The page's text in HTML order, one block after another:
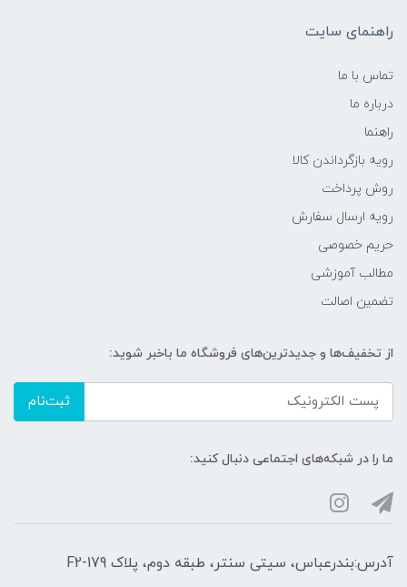
راهنمای سایت
تماس با ما
درباره ما
راهنما
رویه‌ بازگرداندن کالا
روش پرداخت
رویه ارسال سفارش
حریم خصوصی
مطالب آموزشی
تضمین اصالت
از تخفیف‌ها و جدیدترین‌های فروشگاه ما باخبر شوید:
ثبت‌نام
ما را در شبکه‌های اجتماعی دنبال کنید:
آدرس:بندرعباس، سیتی سنتر، طبقه دوم، پلاک F2-179